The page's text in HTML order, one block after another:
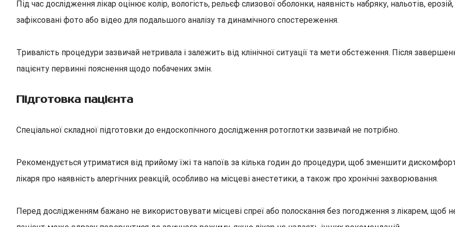
Під час дослідження лікар оцінює колір, вологість, рельєф слизової оболонки, наявність набряку, нальотів,
зафіксовані фото або відео для подальшого аналізу та динамічного спостереження.
Тривалість процедури зазвичай нетривала і залежить від клінічної ситуації та мети обстеження. Після
пацієнту первинні пояснення щодо побачених змін.
Підготовка пацієнта
Спеціальної складної підготовки до ендоскопічного дослідження ротоглотки зазвичай не потрібно.
Рекомендується утриматися від прийому їжі та напоїв за кілька годин до процедури, щоб зменшити
лікаря про наявність алергічних реакцій, особливо на місцеві анестетики, а також про хронічні захворювання.
Перед дослідженням бажано не використовувати місцеві спреї або полоскання без погодження з лікарем, щоб